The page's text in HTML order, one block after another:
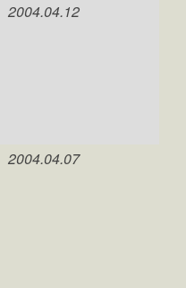
2004.04.12
2004.04.07